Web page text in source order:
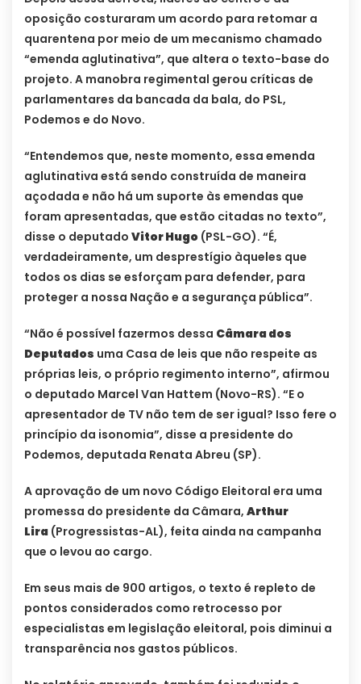
oposição costuraram um acordo para retomar a
quarentena por meio de um mecanismo chamado
“emenda aglutinativa”, que altera o texto-base do
projeto. A manobra regimental gerou críticas de
parlamentares da bancada da bala, do PSL,
Podemos e do Novo.
“Entendemos que, neste momento, essa emenda
aglutinativa está sendo construída de maneira
açodada e não há um suporte às emendas que
foram apresentadas, que estão citadas no texto”,
disse o deputado Vitor Hugo (PSL-GO). “É,
verdadeiramente, um desprestígio àqueles que
todos os dias se esforçam para defender, para
proteger a nossa Nação e a segurança pública”.
“Não é possível fazermos dessa Câmara dos
Deputados uma Casa de leis que não respeite as
próprias leis, o próprio regimento interno”, afirmou
o deputado Marcel Van Hattem (Novo-RS). “E o
apresentador de TV não tem de ser igual? Isso fere o
princípio da isonomia”, disse a presidente do
Podemos, deputada Renata Abreu (SP).
A aprovação de um novo Código Eleitoral era uma
promessa do presidente da Câmara, Arthur
Lira (Progressistas-AL), feita ainda na campanha
que o levou ao cargo.
Em seus mais de 900 artigos, o texto é repleto de
pontos considerados como retrocesso por
especialistas em legislação eleitoral, pois diminui a
transparência nos gastos públicos.